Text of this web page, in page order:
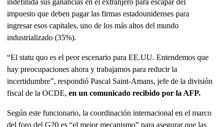
indefinida sus ganancias en el extranjero para escapar del
impuesto que deben pagar las firmas estadounidenses para
ingresar esos capitales, uno de los más altos del mundo
industrializado (35%).
“El statu quo es el peor escenario para EE.UU. Entendemos que
hay preocupaciones ahora y trabajamos para reducir la
incertidumbre”, respondió Pascal Saint-Amans, jefe de la división
fiscal de la OCDE,en un comunicado recibido por la AFP.
Según este funcionario, la coordinación internacional en el marco
del foro del G20 es “el mejor mecanismo” para asegurar que las